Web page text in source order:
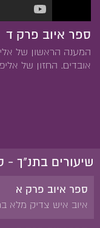
ספר איוב פרק ד
המענה הראשון של
אובדים. החזון של
שיעורים בתנ"ך -
ספר איוב פרק א
איוב איש צדיק מלא